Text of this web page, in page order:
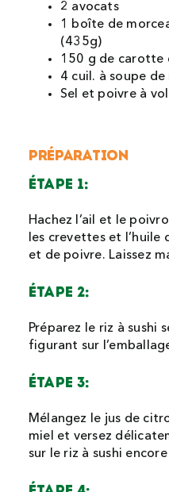
2 avocats
1 boîte de
(435g)
150 g de carotte
4 cuil. à soupe de
Sel et poivre à
PRÉPARATION
ÉTAPE 1:
Hachez l’ail et le
les crevettes et l’huile
et de poivre. Laissez
ÉTAPE 2:
Préparez le riz à sushi
figurant sur
ÉTAPE 3:
Mélangez le jus de
miel et versez
sur le riz à sushi